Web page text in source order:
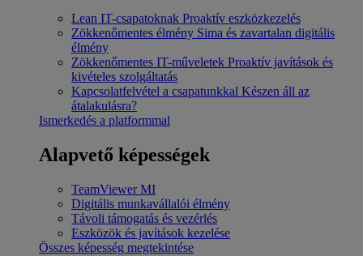
Lean IT-csapatoknak Proaktív eszközkezelés
Zökkenőmentes élmény Sima és zavartalan digitális
élmény
Zökkenőmentes IT-műveletek Proaktív javítások és
kivételes szolgáltatás
Kapcsolatfelvétel a csapatunkkal Készen áll az
átalakulásra?
Ismerkedés a platformmal
Alapvető képességek
TeamViewer MI
Digitális munkavállalói élmény
Távoli támogatás és vezérlés
Eszközök és javítások kezelése
Összes képesség megtekintése